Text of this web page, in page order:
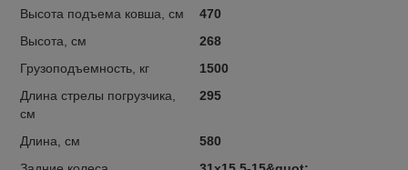
Высота подъема ковша, см
470
Высота, см
268
Грузоподъемность, кг
1500
Длина стрелы погрузчика,
см
295
Длина, см
580